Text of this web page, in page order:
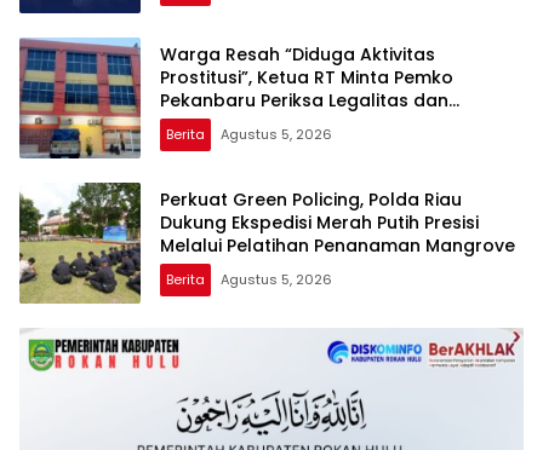
Warga Resah “Diduga Aktivitas
Prostitusi”, Ketua RT Minta Pemko
Pekanbaru Periksa Legalitas dan
Aktivitas Z Homestay di Jalan Tanjung
Datuk
Berita Agustus 5, 2026
Perkuat Green Policing, Polda Riau
Dukung Ekspedisi Merah Putih Presisi
Melalui Pelatihan Penanaman Mangrove
Berita Agustus 5, 2026